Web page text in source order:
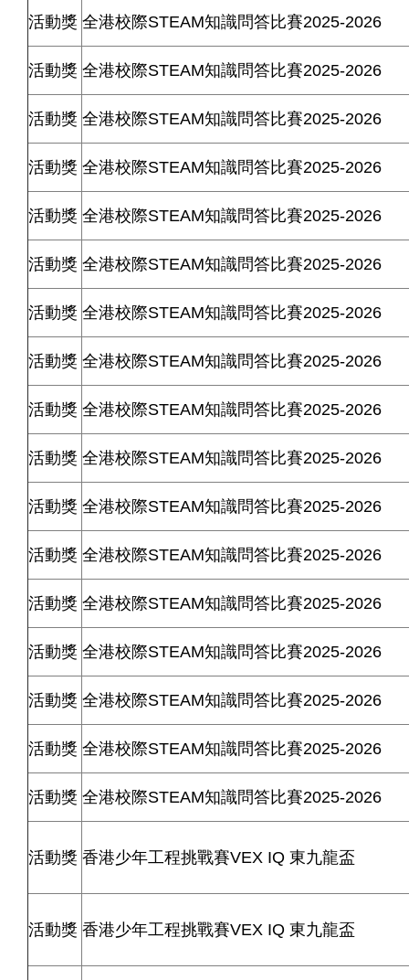
活動獎 全港校際STEAM知識問答比賽2025-2026
活動獎 全港校際STEAM知識問答比賽2025-2026
活動獎 全港校際STEAM知識問答比賽2025-2026
活動獎 全港校際STEAM知識問答比賽2025-2026
活動獎 全港校際STEAM知識問答比賽2025-2026
活動獎 全港校際STEAM知識問答比賽2025-2026
活動獎 全港校際STEAM知識問答比賽2025-2026
活動獎 全港校際STEAM知識問答比賽2025-2026
活動獎 全港校際STEAM知識問答比賽2025-2026
活動獎 全港校際STEAM知識問答比賽2025-2026
活動獎 全港校際STEAM知識問答比賽2025-2026
活動獎 全港校際STEAM知識問答比賽2025-2026
活動獎 全港校際STEAM知識問答比賽2025-2026
活動獎 全港校際STEAM知識問答比賽2025-2026
活動獎 全港校際STEAM知識問答比賽2025-2026
活動獎 全港校際STEAM知識問答比賽2025-2026
活動獎 全港校際STEAM知識問答比賽2025-2026
活動獎 香港少年工程挑戰賽VEX IQ 東九龍盃
活動獎 香港少年工程挑戰賽VEX IQ 東九龍盃